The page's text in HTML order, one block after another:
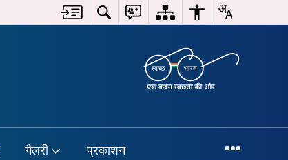
गैलरी प्रकाशन